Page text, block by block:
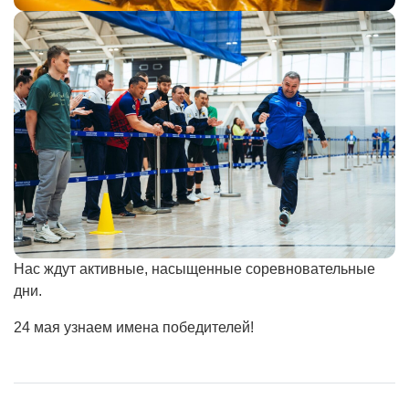
Нас ждут активные, насыщенные соревновательные
дни.
24 мая узнаем имена победителей!